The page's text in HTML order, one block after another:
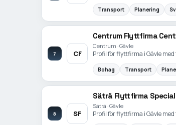
Transport Planering
7 CF
Centrum Flyttfirma
Centrum · Gävle
Profil för flyttfirma i Gävle
Bohag Transport
8 SF
Säträ Flyttfirma
Säträ · Gävle
Profil för flyttfirma i Gävle